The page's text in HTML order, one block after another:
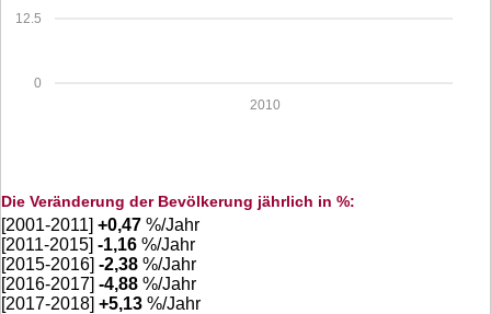
0
12.5
2010
Die Veränderung der Bevölkerung jährlich in %:
[2001-2011] +0,47 %/Jahr
[2011-2015] -1,16 %/Jahr
[2015-2016] -2,38 %/Jahr
[2016-2017] -4,88 %/Jahr
[2017-2018] +5,13 %/Jahr